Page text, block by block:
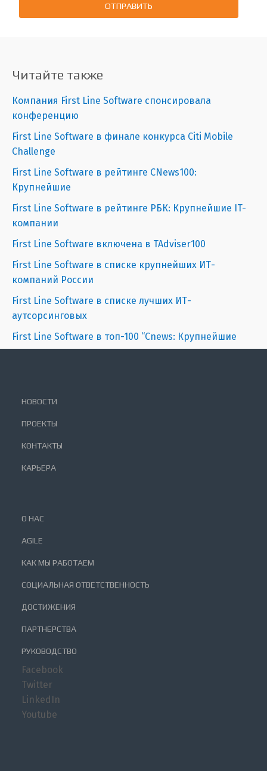
ОТПРАВИТЬ
Читайте также
Компания First Line Software спонсировала
конференцию
First Line Software в финале конкурса Citi Mobile
Challenge
First Line Software в рейтинге CNews100:
Крупнейшие
First Line Software в рейтинге РБК: Крупнейшие IT-
компании
First Line Software включена в TAdviser100
First Line Software в списке крупнейших ИТ-
компаний России
First Line Software в списке лучших ИТ-
аутсорсинговых
First Line Software в топ-100 “Сnews: Крупнейшие
НОВОСТИ
ПРОЕКТЫ
КОНТАКТЫ
КАРЬЕРА
О НАС
AGILE
КАК МЫ РАБОТАЕМ
СОЦИАЛЬНАЯ ОТВЕТСТВЕННОСТЬ
ДОСТИЖЕНИЯ
ПАРТНЕРСТВА
РУКОВОДСТВО
Facebook
Twitter
LinkedIn
Youtube